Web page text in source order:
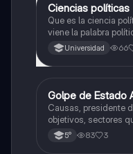
Ciencia Política
Ciencias políticas
Que es la ciencia
viene la palabra
Universidad 66
Historia
Golpe de Estado
Causas, presidente
objetivos, sectores
5° 83 3